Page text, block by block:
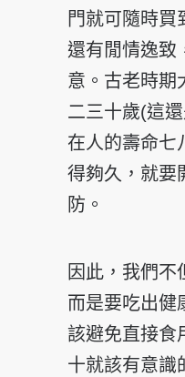
門就可隨時買
還有閒情逸致
意。古老時期
二三十歲(這
在人的壽命七
得夠久，就要
防。
因此，我們不
而是要吃出健
該避免直接食
十就該有意識